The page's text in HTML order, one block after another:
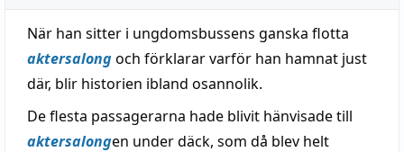
När han sitter i ungdomsbussens ganska flotta
aktersalongoch förklarar varför han hamnat just
där, blir historien ibland osannolik.
De flesta passagerarna hade blivit hänvisade till
aktersalongen under däck, som då blev helt